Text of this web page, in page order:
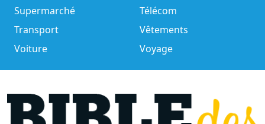
Supermarché
Télécom
Transport
Vêtements
Voiture
Voyage